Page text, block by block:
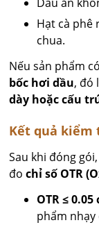
Hạt cà phê
chua.
Nếu sản phẩm
bốc hơi dầu, đó
dày hoặc cấu
Kết quả kiểm
Sau khi đóng
đochỉ số OTR
OTR ≤
phẩm nhạy